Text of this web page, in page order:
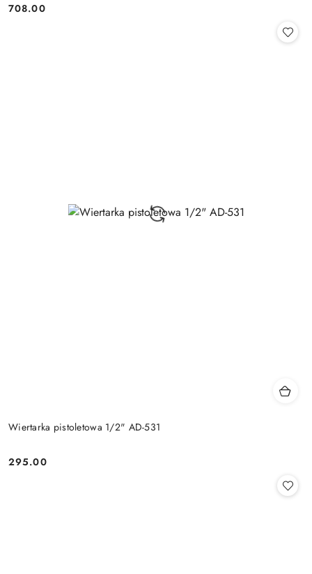
Cena:
708.00
Wiertarka pistoletowa 1/2" AD-531
Cena:
295.00